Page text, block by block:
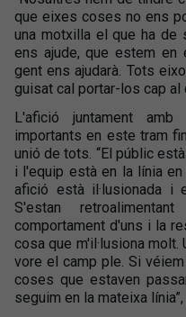
que eixes coses no ens
una motxilla el que ha de
ens ajude, que estem
gent ens ajudarà. Tots
guisat cal portar-los cap al
L'afició juntament
importants en este tram
unió de tots. “El públic
i l'equip està en la línia
afició està il·lusionada i
S'estan
comportament d'uns i la
cosa que m'il·lusiona
vore el camp ple. Si
coses que estaven
seguim en la mateixa